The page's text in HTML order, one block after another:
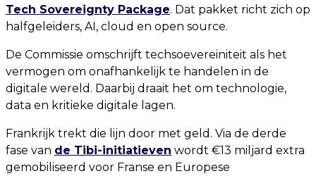
Tech Sovereignty Package. Dat pakket richt zich op
halfgeleiders, AI, cloud en open source.
De Commissie omschrijft techsoevereiniteit als het
vermogen om onafhankelijk te handelen in de
digitale wereld. Daarbij draait het om technologie,
data en kritieke digitale lagen.
Frankrijk trekt die lijn door met geld. Via de derde
fase van de Tibi-initiatieven wordt €13 miljard extra
gemobiliseerd voor Franse en Europese